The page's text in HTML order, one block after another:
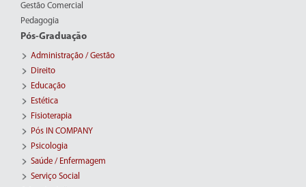
Gestão Comercial
Pedagogia
Pós-Graduação
Administração / Gestão
Direito
Educação
Estética
Fisioterapia
Pós IN COMPANY
Psicologia
Saúde / Enfermagem
Serviço Social